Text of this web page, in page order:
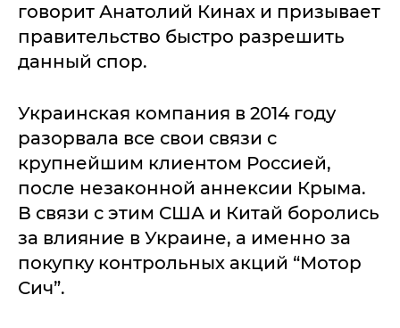
говорит Анатолий Кинах и призывает
правительство быстро разрешить
данный спор.
Украинская компания в 2014 году
разорвала все свои связи с
крупнейшим клиентом Россией,
после незаконной аннексии Крыма.
В связи с этим США и Китай боролись
за влияние в Украине, а именно за
покупку контрольных акций “Мотор
Сич”.